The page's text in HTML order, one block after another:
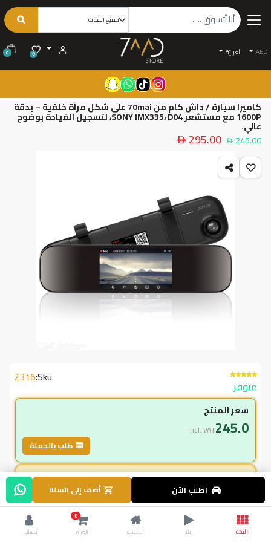
AED الْعَرَبيّة 0
0
كاميرا سيارة / داش كام من 70mai على شكل مرآة خلفية – بدقة
1600P مع مستشعر SONY IMX335، D04، لتسجيل القيادة بوضوح
عالي.
245.00
295.00
متوفر
Sku:
2316
سعر المنتج
245.0
incl. VAT
طلب بالجملة
لاعضاء ال vip
245.00
incl. VAT
295.00 وفر50.00
% خصم
اطلب الآن أضف إلى السلة
الفئة ريلز الرئيسية
0
العربة
حسابي